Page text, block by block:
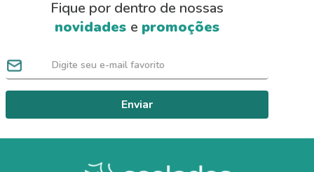
Fique por dentro de nossas
novidades e promoções
Enviar